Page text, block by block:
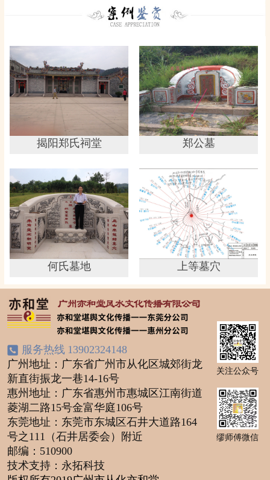
揭阳郑氏祠堂 郑公墓
何氏墓地 上等墓穴
服务热线 13902324148
广州地址：广东省广州市从化区城郊街龙
新直街振龙一巷14-16号
惠州地址：广东省惠州市惠城区江南街道
菱湖二路15号金富华庭106号
东莞地址：东莞市东城区石井大道路164
号之111（石井居委会）附近
邮编：510900
技术支持：永拓科技
关注公众号
缪师傅微信